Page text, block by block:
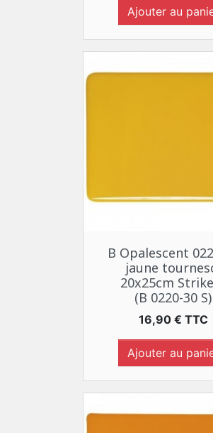
Ajouter au
Aperçu rapide
B Opalescent
jaune
20x25cm
(B 0220-30 S)
Prix
16,90 € TTC
Ajouter au